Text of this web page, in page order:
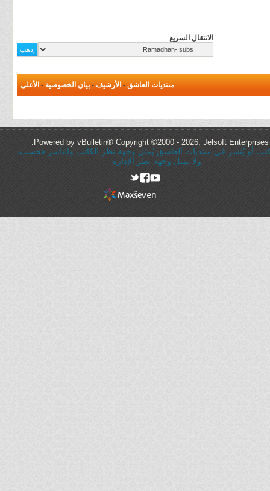
الانتقال السريع
منتديات العاشق - الأرشيف - بيان الخصوصية - الأعلى
Powered by vBulletin® Copyright ©2000 - 2026, Jelsoft Enterprises
أو يُنشر في منتديات العاشق يُمثل وجهة نظر الكاتب والناشر فحسب،
ولا يمثل وجهه نظر الإدارة